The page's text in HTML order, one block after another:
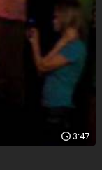
3:47